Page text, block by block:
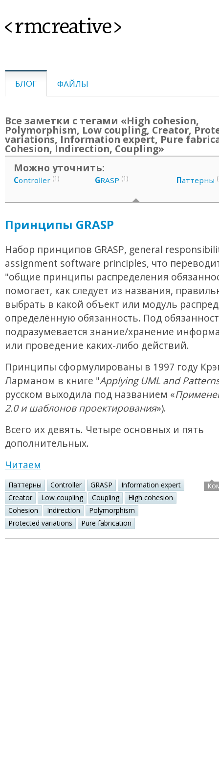
<rmcreative>
БЛОГ ФАЙЛЫ
Все заметки с тегами «High cohesion,
Polymorphism, Low coupling, Creator,
variations, Information expert, Pure
Cohesion, Indirection, Coupling»
Можно уточнить:
Controller (1) GRASP (1) Паттерны
Принципы GRASP
Набор принципов GRASP, general
assignment software principles, что
"общие принципы распределения
помогает, как следует из названия,
выбрать в какой объект или модуль
определённую обязанность. Под
подразумевается знание/хранение
или проведение каких-либо действий.
Принципы сформулированы в 1997 году
Ларманом в книге "Applying UML and
русском выходила под названием «
2.0 и шаблонов проектирования»).
Всего их девять. Четыре основных и пять
дополнительных.
Читаем
Паттерны Controller GRASP
Information expert
Creator
Low coupling Coupling
High cohesion
Cohesion
Indirection
Polymorphism
Protected variations
Pure fabrication